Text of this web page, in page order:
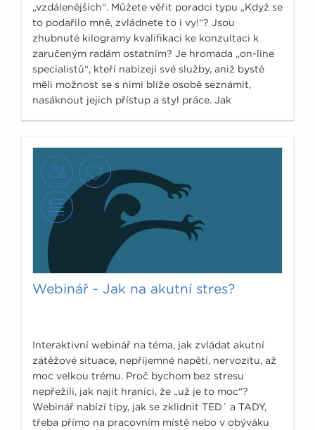
„vzdálenějších“. Můžete věřit poradci typu „Když se
to podařilo mně, zvládnete to i vy!“? Jsou
zhubnuté kilogramy kvalifikací ke konzultaci k
zaručeným radám ostatním? Je hromada „on-line
specialistů“, kteří nabízejí své služby, aniž bystě
měli možnost se s nimi blíže osobě seznámit,
nasáknout jejich přístup a styl práce. Jak
Webinář - Jak na akutní stres?
Interaktivní webinář na téma, jak zvládat akutní
zátěžové situace, nepříjemné napětí, nervozitu, až
moc velkou trému. Proč bychom bez stresu
nepřežili, jak najít hranici, že „už je to moc“?
Webinář nabízí tipy, jak se zklidnit TED´ a TADY,
třeba přímo na pracovním místě nebo v obýváku